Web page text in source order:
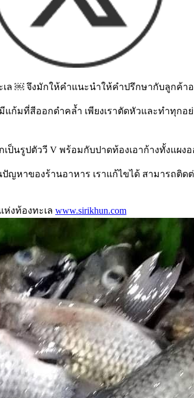
เล ￼ จึงมักให้คำแนะนำให้คำปรึกษากับลูกค้
แก้มที่สีออกดำคล้ำ เพียงเราตัดหัวและทำทุก
เป็นรูปตัววี V พร้อมกับปาดท้องเอาก้างทั้งแผ
าของร้านอาหาร เราแก้ไขได้ สามารถติดต่อไ
ห่งท้องทะเล www.sirikhun.com